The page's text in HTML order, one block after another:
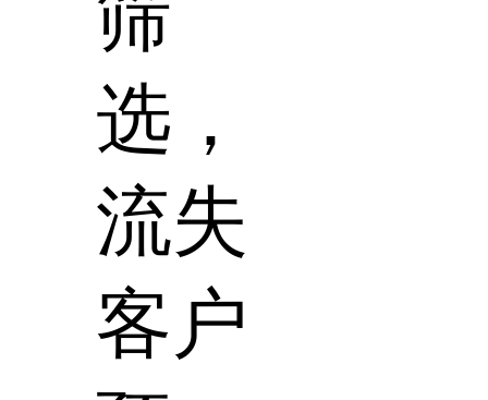
选，
流失
客户